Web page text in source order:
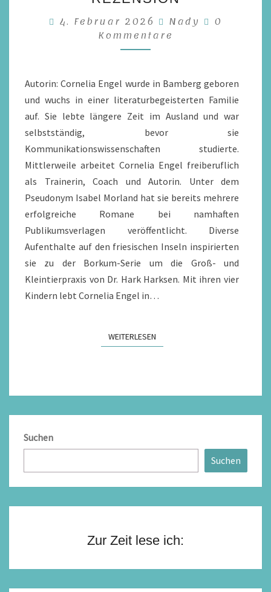
TRÄUME
AUF
SYLT
VON
ENGEL
/
REZENSION
4. Februar 2026 Nady
0
Kommentare
Autorin: Cornelia Engel wurde in Bamberg geboren
und wuchs in einer literaturbegeisterten Familie
auf. Sie lebte längere Zeit im Ausland und war
selbstständig, bevor sie
Kommunikationswissenschaften studierte.
Mittlerweile arbeitet Cornelia Engel freiberuflich
als Trainerin, Coach und Autorin. Unter dem
Pseudonym Isabel Morland hat sie bereits mehrere
erfolgreiche Romane bei namhaften
Publikumsverlagen veröffentlicht. Diverse
Aufenthalte auf den friesischen Inseln inspirierten
sie zu der Borkum-Serie um die Groß- und
Kleintierpraxis von Dr. Hark Harksen. Mit ihren vier
Kindern lebt Cornelia Engel in…
WEITERLESENWEITERLESEN
Suchen
Suchen
Zur Zeit lese ich: